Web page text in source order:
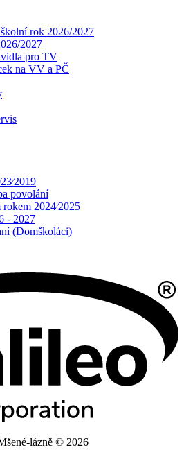
rok 2026/2027
2027
pro TV
na VV a PČ
povolání
2024⁄2025
- 2027
(Domškoláci)
lázně © 2026